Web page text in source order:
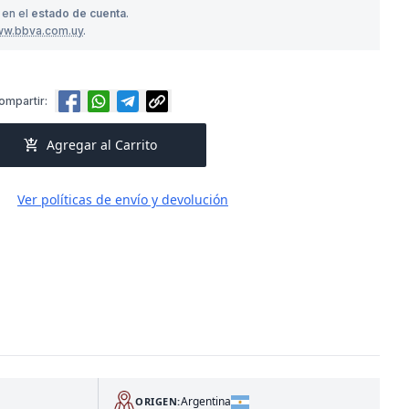
el estado de cuenta.
.
add_shopping_cart Agregar al Carrito
Ver políticas de envío y devolución
ORIGEN:Argentina